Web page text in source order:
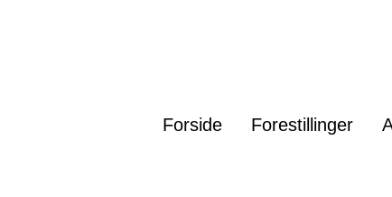
Forside Forestillinger